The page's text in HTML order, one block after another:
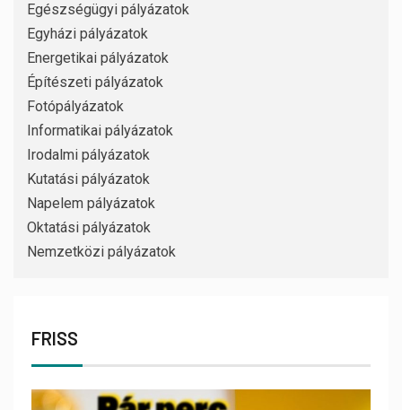
Egészségügyi pályázatok
Egyházi pályázatok
Energetikai pályázatok
Építészeti pályázatok
Fotópályázatok
Informatikai pályázatok
Irodalmi pályázatok
Kutatási pályázatok
Napelem pályázatok
Oktatási pályázatok
Nemzetközi pályázatok
FRISS